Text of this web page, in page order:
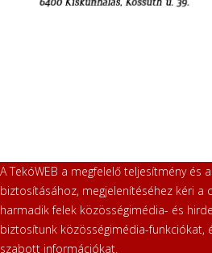
A TekóWEB a megfelelő teljesítmény és
biztosításához, megjelenítéséhez kéri a
harmadik felek közösségimédia- és
biztosítunk közösségimédia-funkciókat,
szabott információkat.